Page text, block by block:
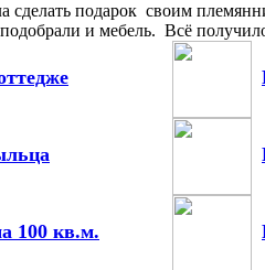
подарок своим
и мебель. Всё
100 кв.м.